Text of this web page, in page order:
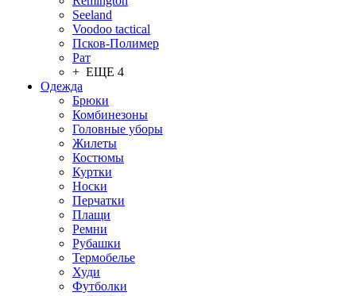
Seeland
Voodoo tactical
Псков-Полимер
Рат
+ ЕЩЕ 4
Одежда
Брюки
Комбинезоны
Головные уборы
Жилеты
Костюмы
Куртки
Носки
Перчатки
Плащи
Ремни
Рубашки
Термобелье
Худи
Футболки